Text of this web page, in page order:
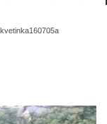
kvetinka160705a